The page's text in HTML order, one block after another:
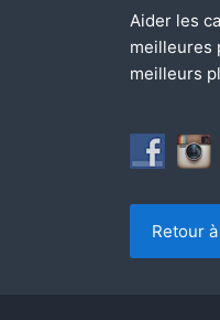
Aider les
meilleures
meilleurs
Retour